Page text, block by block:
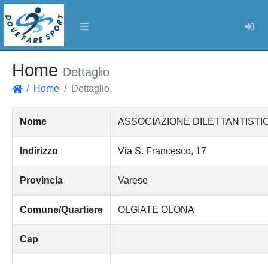
Home Dettaglio
Home Dettaglio
Nome ASSOCIAZIONE
Indirizzo Via S. Francesco, 17
Provincia Varese
Comune/Quartiere OLGIATE OLONA
Cap